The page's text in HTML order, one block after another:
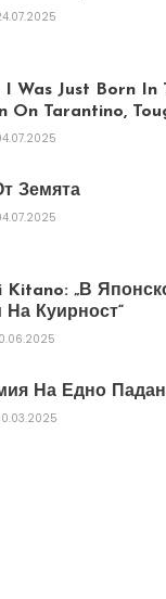
I Was Just Born In
On Tarantino,
Земята
Kitano: „В
Куирност“
На Едно